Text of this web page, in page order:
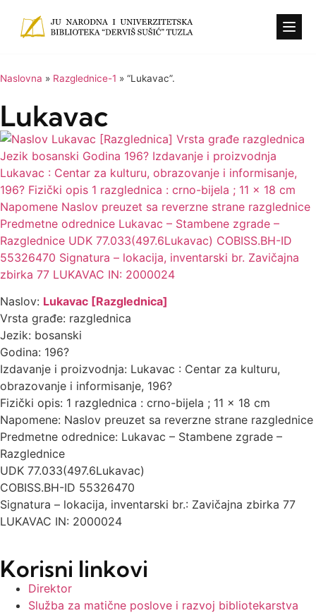
Naslovna » Razglednice-1 » “Lukavac”.
Lukavac
Naslov: Lukavac [Razglednica]
Vrsta građe: razglednica
Jezik: bosanski
Godina: 196?
Izdavanje i proizvodnja: Lukavac : Centar za kulturu,
obrazovanje i informisanje, 196?
Fizički opis: 1 razglednica : crno-bijela ; 11 x 18 cm
Napomene: Naslov preuzet sa reverzne strane razglednice
Predmetne odrednice: Lukavac – Stambene zgrade –
Razglednice
UDK 77.033(497.6Lukavac)
COBISS.BH-ID 55326470
Signatura – lokacija, inventarski br.: Zavičajna zbirka 77
LUKAVAC IN: 2000024
Korisni linkovi
Direktor
Služba za matične poslove i razvoj bibliotekarstva